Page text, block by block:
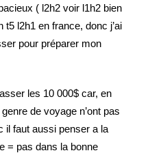
( l2h2 voir l1h2 bien
l2h1 en france, donc j’ai
pour préparer mon
les 10 000$ car, en
de voyage n’ont pas
il faut aussi penser a la
= pas dans la bonne